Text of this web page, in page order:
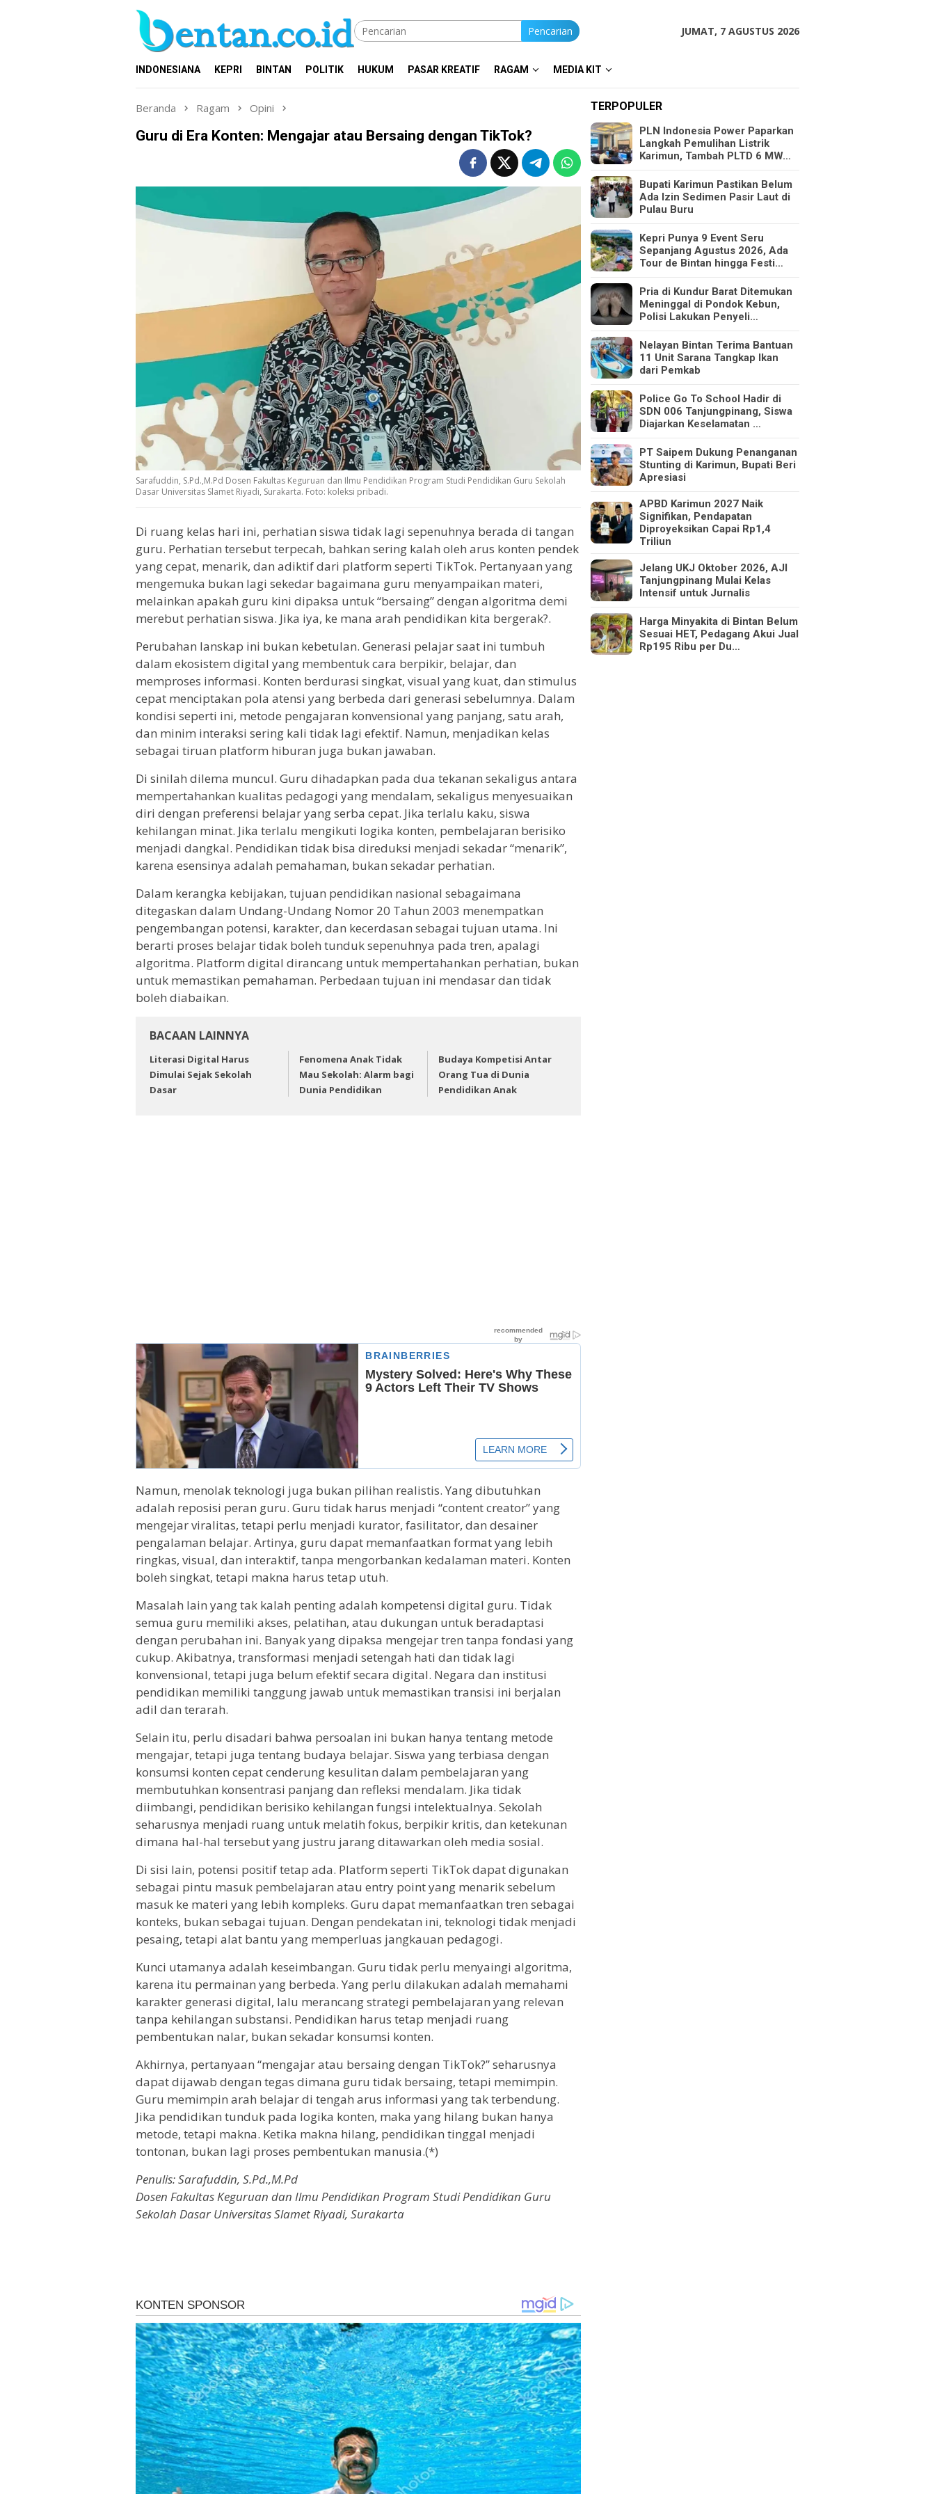
Pencarian JUMAT, 7 AGUSTUS 2026
INDONESIANA KEPRI BINTAN POLITIK HUKUM PASAR KREATIF RAGAM MEDIA KIT
Beranda Ragam Opini
Guru di Era Konten: Mengajar atau Bersaing dengan TikTok?
Sarafuddin, S.Pd.,M.Pd Dosen Fakultas Keguruan dan Ilmu Pendidikan Program Studi Pendidikan Guru Sekolah
Dasar Universitas Slamet Riyadi, Surakarta. Foto: koleksi pribadi.
Di ruang kelas hari ini, perhatian siswa tidak lagi sepenuhnya berada di tangan
guru. Perhatian tersebut terpecah, bahkan sering kalah oleh arus konten pendek
yang cepat, menarik, dan adiktif dari platform seperti TikTok. Pertanyaan yang
mengemuka bukan lagi sekedar bagaimana guru menyampaikan materi,
melainkan apakah guru kini dipaksa untuk “bersaing” dengan algoritma demi
merebut perhatian siswa. Jika iya, ke mana arah pendidikan kita bergerak?.
Perubahan lanskap ini bukan kebetulan. Generasi pelajar saat ini tumbuh
dalam ekosistem digital yang membentuk cara berpikir, belajar, dan
memproses informasi. Konten berdurasi singkat, visual yang kuat, dan stimulus
cepat menciptakan pola atensi yang berbeda dari generasi sebelumnya. Dalam
kondisi seperti ini, metode pengajaran konvensional yang panjang, satu arah,
dan minim interaksi sering kali tidak lagi efektif. Namun, menjadikan kelas
sebagai tiruan platform hiburan juga bukan jawaban.
Di sinilah dilema muncul. Guru dihadapkan pada dua tekanan sekaligus antara
mempertahankan kualitas pedagogi yang mendalam, sekaligus menyesuaikan
diri dengan preferensi belajar yang serba cepat. Jika terlalu kaku, siswa
kehilangan minat. Jika terlalu mengikuti logika konten, pembelajaran berisiko
menjadi dangkal. Pendidikan tidak bisa direduksi menjadi sekadar “menarik”,
karena esensinya adalah pemahaman, bukan sekadar perhatian.
Dalam kerangka kebijakan, tujuan pendidikan nasional sebagaimana
ditegaskan dalam Undang-Undang Nomor 20 Tahun 2003 menempatkan
pengembangan potensi, karakter, dan kecerdasan sebagai tujuan utama. Ini
berarti proses belajar tidak boleh tunduk sepenuhnya pada tren, apalagi
algoritma. Platform digital dirancang untuk mempertahankan perhatian, bukan
untuk memastikan pemahaman. Perbedaan tujuan ini mendasar dan tidak
boleh diabaikan.
BACAAN LAINNYA
Literasi Digital Harus
Dimulai Sejak Sekolah
Dasar
Fenomena Anak Tidak
Mau Sekolah: Alarm bagi
Dunia Pendidikan
Budaya Kompetisi Antar
Orang Tua di Dunia
Pendidikan Anak
Namun, menolak teknologi juga bukan pilihan realistis. Yang dibutuhkan
adalah reposisi peran guru. Guru tidak harus menjadi “content creator” yang
mengejar viralitas, tetapi perlu menjadi kurator, fasilitator, dan desainer
pengalaman belajar. Artinya, guru dapat memanfaatkan format yang lebih
ringkas, visual, dan interaktif, tanpa mengorbankan kedalaman materi. Konten
boleh singkat, tetapi makna harus tetap utuh.
Masalah lain yang tak kalah penting adalah kompetensi digital guru. Tidak
semua guru memiliki akses, pelatihan, atau dukungan untuk beradaptasi
dengan perubahan ini. Banyak yang dipaksa mengejar tren tanpa fondasi yang
cukup. Akibatnya, transformasi menjadi setengah hati dan tidak lagi
konvensional, tetapi juga belum efektif secara digital. Negara dan institusi
pendidikan memiliki tanggung jawab untuk memastikan transisi ini berjalan
adil dan terarah.
Selain itu, perlu disadari bahwa persoalan ini bukan hanya tentang metode
mengajar, tetapi juga tentang budaya belajar. Siswa yang terbiasa dengan
konsumsi konten cepat cenderung kesulitan dalam pembelajaran yang
membutuhkan konsentrasi panjang dan refleksi mendalam. Jika tidak
diimbangi, pendidikan berisiko kehilangan fungsi intelektualnya. Sekolah
seharusnya menjadi ruang untuk melatih fokus, berpikir kritis, dan ketekunan
dimana hal-hal tersebut yang justru jarang ditawarkan oleh media sosial.
Di sisi lain, potensi positif tetap ada. Platform seperti TikTok dapat digunakan
sebagai pintu masuk pembelajaran atau entry point yang menarik sebelum
masuk ke materi yang lebih kompleks. Guru dapat memanfaatkan tren sebagai
konteks, bukan sebagai tujuan. Dengan pendekatan ini, teknologi tidak menjadi
pesaing, tetapi alat bantu yang memperluas jangkauan pedagogi.
Kunci utamanya adalah keseimbangan. Guru tidak perlu menyaingi algoritma,
karena itu permainan yang berbeda. Yang perlu dilakukan adalah memahami
karakter generasi digital, lalu merancang strategi pembelajaran yang relevan
tanpa kehilangan substansi. Pendidikan harus tetap menjadi ruang
pembentukan nalar, bukan sekadar konsumsi konten.
Akhirnya, pertanyaan “mengajar atau bersaing dengan TikTok?” seharusnya
dapat dijawab dengan tegas dimana guru tidak bersaing, tetapi memimpin.
Guru memimpin arah belajar di tengah arus informasi yang tak terbendung.
Jika pendidikan tunduk pada logika konten, maka yang hilang bukan hanya
metode, tetapi makna. Ketika makna hilang, pendidikan tinggal menjadi
tontonan, bukan lagi proses pembentukan manusia.(*)
Penulis: Sarafuddin, S.Pd.,M.Pd
Dosen Fakultas Keguruan dan Ilmu Pendidikan Program Studi Pendidikan Guru
Sekolah Dasar Universitas Slamet Riyadi, Surakarta
TERPOPULER
PLN Indonesia Power Paparkan
Langkah Pemulihan Listrik
Karimun, Tambah PLTD 6 MW…
Bupati Karimun Pastikan Belum
Ada Izin Sedimen Pasir Laut di
Pulau Buru
Kepri Punya 9 Event Seru
Sepanjang Agustus 2026, Ada
Tour de Bintan hingga Festi…
Pria di Kundur Barat Ditemukan
Meninggal di Pondok Kebun,
Polisi Lakukan Penyeli…
Nelayan Bintan Terima Bantuan
11 Unit Sarana Tangkap Ikan
dari Pemkab
Police Go To School Hadir di
SDN 006 Tanjungpinang, Siswa
Diajarkan Keselamatan …
PT Saipem Dukung Penanganan
Stunting di Karimun, Bupati Beri
Apresiasi
APBD Karimun 2027 Naik
Signifikan, Pendapatan
Diproyeksikan Capai Rp1,4
Triliun
Jelang UKJ Oktober 2026, AJI
Tanjungpinang Mulai Kelas
Intensif untuk Jurnalis
Harga Minyakita di Bintan Belum
Sesuai HET, Pedagang Akui Jual
Rp195 Ribu per Du…